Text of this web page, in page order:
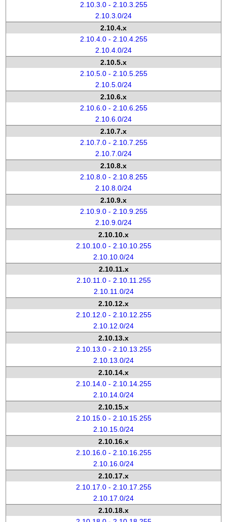
2.10.3.0 - 2.10.3.255
2.10.3.0/24
2.10.4.x
2.10.4.0 - 2.10.4.255
2.10.4.0/24
2.10.5.x
2.10.5.0 - 2.10.5.255
2.10.5.0/24
2.10.6.x
2.10.6.0 - 2.10.6.255
2.10.6.0/24
2.10.7.x
2.10.7.0 - 2.10.7.255
2.10.7.0/24
2.10.8.x
2.10.8.0 - 2.10.8.255
2.10.8.0/24
2.10.9.x
2.10.9.0 - 2.10.9.255
2.10.9.0/24
2.10.10.x
2.10.10.0 - 2.10.10.255
2.10.10.0/24
2.10.11.x
2.10.11.0 - 2.10.11.255
2.10.11.0/24
2.10.12.x
2.10.12.0 - 2.10.12.255
2.10.12.0/24
2.10.13.x
2.10.13.0 - 2.10.13.255
2.10.13.0/24
2.10.14.x
2.10.14.0 - 2.10.14.255
2.10.14.0/24
2.10.15.x
2.10.15.0 - 2.10.15.255
2.10.15.0/24
2.10.16.x
2.10.16.0 - 2.10.16.255
2.10.16.0/24
2.10.17.x
2.10.17.0 - 2.10.17.255
2.10.17.0/24
2.10.18.x